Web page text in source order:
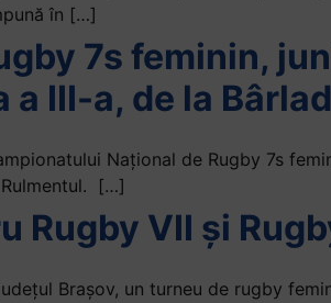
în […]
7s feminin,
III-a, de la Bârlad
Național de Rugby 7s
[…]
Rugby VII și
Brașov, un turneu de rugby